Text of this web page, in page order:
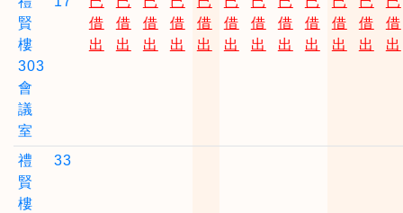
賢
樓
303
會
議
室
借
出
借
出
借
出
借
出
借
出
借
出
借
出
借
出
借
出
借
出
借
出
借
出
禮
賢
樓
33